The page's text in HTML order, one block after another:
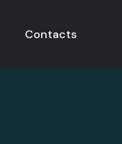
Contacts